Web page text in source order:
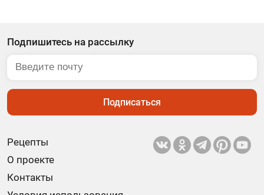
Рецепты
О проекте
Контакты
Подпишитесь на рассылку
Подписаться